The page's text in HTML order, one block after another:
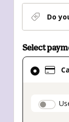
Do
Select
Card
selected
method